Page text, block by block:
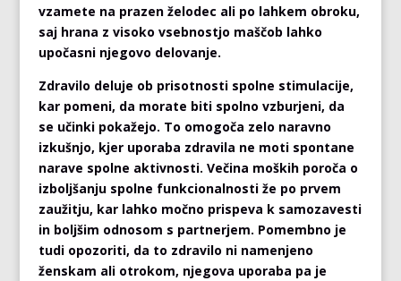
vzamete na prazen želodec ali po lahkem obroku,
saj hrana z visoko vsebnostjo maščob lahko
upočasni njegovo delovanje.
Zdravilo deluje ob prisotnosti spolne stimulacije,
kar pomeni, da morate biti spolno vzburjeni, da
se učinki pokažejo. To omogoča zelo naravno
izkušnjo, kjer uporaba zdravila ne moti spontane
narave spolne aktivnosti. Večina moških poroča o
izboljšanju spolne funkcionalnosti že po prvem
zaužitju, kar lahko močno prispeva k samozavesti
in boljšim odnosom s partnerjem. Pomembno je
tudi opozoriti, da to zdravilo ni namenjeno
ženskam ali otrokom, njegova uporaba pa je